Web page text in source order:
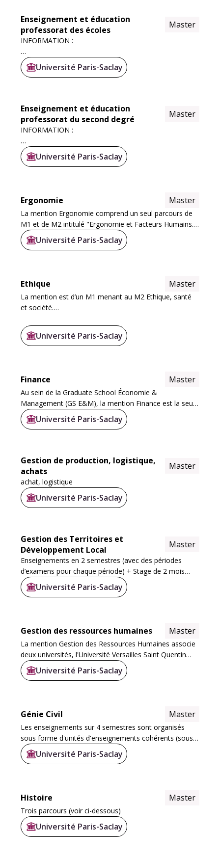
Enseignement et éducation
professorat des écoles
Master
INFORMATION :
Les masters en Éducation et Enseignement (M2E)
forment aux métiers du professorat. Les nouvelles
Université Paris-Saclay
Enseignement et éducation
professorat du second degré
Master
INFORMATION :
Les masters en Éducation et Enseignement (M2E)
forment aux métiers du professorat. Les nouvelles
Université Paris-Saclay
Ergonomie Master
La mention Ergonomie comprend un seul parcours de
M1 et de M2 intitulé "Ergonomie et Facteurs Humains.
Ce parcours a pour objectif de former des ergonomes
généralistes capables d'intervenir dans tous...
Université Paris-Saclay
Ethique Master
La mention est d’un M1 menant au M2 Ethique, santé
et société.
Les deux années (M1 et M2) sont organisées de la
même manière :
Université Paris-Saclay
Finance Master
Au sein de la Graduate School Économie &
Management (GS E&M), la mention Finance est la seule
à couvrir l'intégralité des domaines de la finance et des
principaux métiers de la banque.
Université Paris-Saclay
Gestion de production, logistique,
achats
Master
achat, logistique
Université Paris-Saclay
Gestion des Territoires et
Développement Local
Master
Enseignements en 2 semestres (avec des périodes
d’examens pour chaque période) + Stage de 2 mois
minimum jusque fin juin/juillet
Université Paris-Saclay
Gestion des ressources humaines Master
La mention Gestion des Ressources Humaines associe
deux universités, l'Université Versailles Saint Quentin
avec l'ISM-IAE et l'Université d'Evry Val d'Essonne autour
de deux parcours : à l'ISM-IAE et...
Université Paris-Saclay
Génie Civil Master
Les enseignements sur 4 semestres sont organisés
sous forme d'unités d'enseignements cohérents (sous
forme de parcours et de coloration) et décomposés
sous la forme de blocs. Cela permet aux étudiants...
Université Paris-Saclay
Histoire Master
Trois parcours (voir ci-dessous)
Université Paris-Saclay